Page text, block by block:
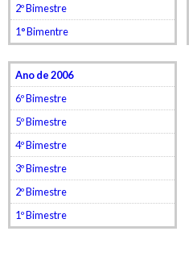
2º Bimestre
1° Bimentre
Ano de 2006
6º Bimestre
5º Bimestre
4º Bimestre
3º Bimestre
2º Bimestre
1º Bimestre